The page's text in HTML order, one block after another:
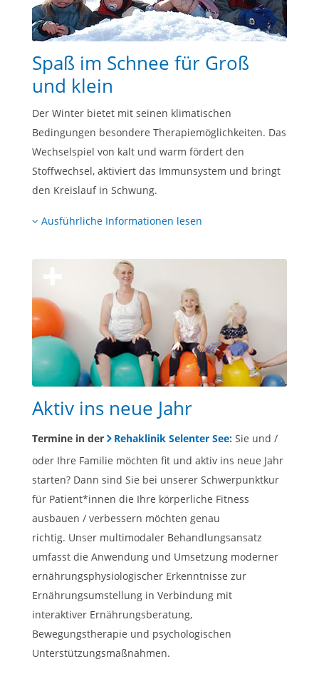
Spaß im Schnee für Groß
und klein
Der Winter bietet mit seinen klimatischen
Bedingungen besondere Therapiemöglich­keiten. Das
Wechselspiel von kalt und warm fördert den
Stoffwechsel, aktiviert das Immun­system und bringt
den Kreislauf in Schwung.
Ausführliche Informationen lesen
Aktiv ins neue Jahr
Termine in der Rehaklinik Selenter See: Sie und /
oder Ihre Familie möchten fit und aktiv ins neue Jahr
starten? Dann sind Sie bei unserer Schwerpunktkur
für Patient*innen die Ihre körperliche Fitness
ausbauen / verbessern möchten genau
richtig. Unser multimodaler Behandlungsansatz
umfasst die Anwendung und Umsetzung moderner
ernährungsphysiologischer Erkenntnisse zur
Ernährungsumstellung in Verbindung mit
interaktiver Ernährungsberatung,
Bewegungstherapie und psychologischen
Unterstützungsmaßnahmen.